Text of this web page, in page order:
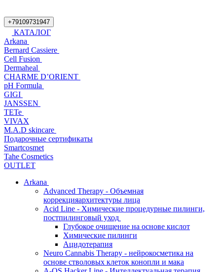
+79109731947
КАТАЛОГ
Arkana
Bernard Cassiere
Cell Fusion
Dermaheal
CHARME D’ORIENT
pH Formula
GIGI
JANSSEN
TETe
VIVAX
M.A.D skincare
Подарочные сертификаты
Smartcosmet
Tahe Cosmetics
OUTLET
Arkana
Advanced Therapy - Объемная
коррекцияархитектуры лица
Acid Line - Химические процедурные пилинги,
постпилинговый уход
Глубокое очищение на основе кислот
Химические пилинги
Ацидотерапия
Neuro Cannabis Therapy - нейрокосметика на
основе стволовых клеток конопли и мака